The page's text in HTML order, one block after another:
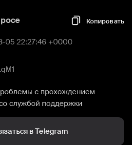
Копировать
05 22:27:46 +0000
с прохождением
службой поддержки
в Telegram